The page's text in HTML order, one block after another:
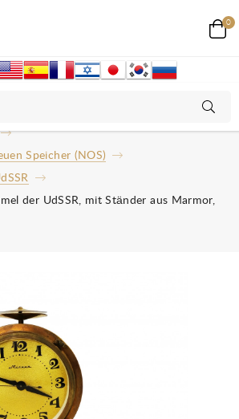
0
Speicher (NOS)
der UdSSR, mit Ständer aus Marmor,